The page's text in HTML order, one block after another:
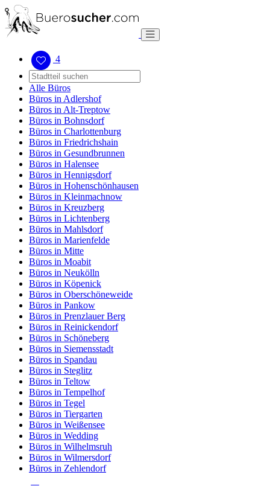
4
Alle Büros
Büros in Adlershof
Büros in Alt-Treptow
Büros in Bohnsdorf
Büros in Charlottenburg
Büros in Friedrichshain
Büros in Gesundbrunnen
Büros in Halensee
Büros in Hennigsdorf
Büros in Hohenschönhausen
Büros in Kleinmachnow
Büros in Kreuzberg
Büros in Lichtenberg
Büros in Mahlsdorf
Büros in Marienfelde
Büros in Mitte
Büros in Moabit
Büros in Neukölln
Büros in Köpenick
Büros in Oberschöneweide
Büros in Pankow
Büros in Prenzlauer Berg
Büros in Reinickendorf
Büros in Schöneberg
Büros in Siemensstadt
Büros in Spandau
Büros in Steglitz
Büros in Teltow
Büros in Tempelhof
Büros in Tegel
Büros in Tiergarten
Büros in Weißensee
Büros in Wedding
Büros in Wilhelmsruh
Büros in Wilmersdorf
Büros in Zehlendorf